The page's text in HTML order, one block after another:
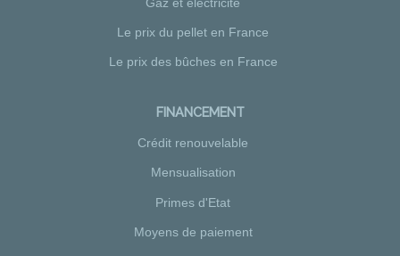
Le prix du pellet en France
Le prix des bûches en France
FINANCEMENT
Crédit renouvelable
Mensualisation
Primes d'Etat
Moyens de paiement